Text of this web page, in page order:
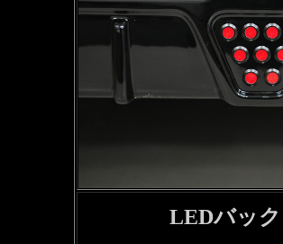
LEDバッ